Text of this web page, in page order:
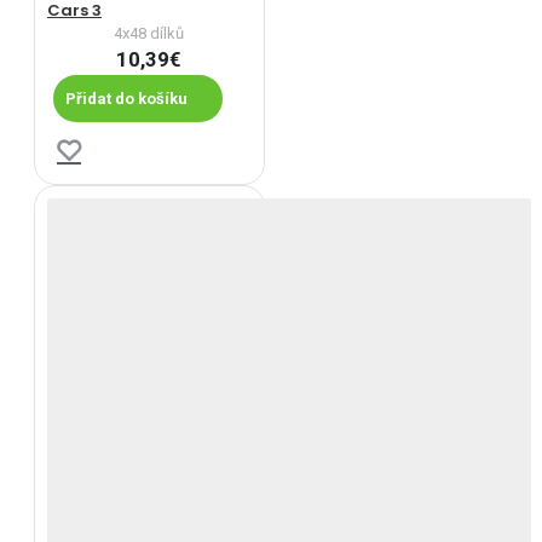
Cars 3
4x48 dílků
10,39€
Přidat do košíku